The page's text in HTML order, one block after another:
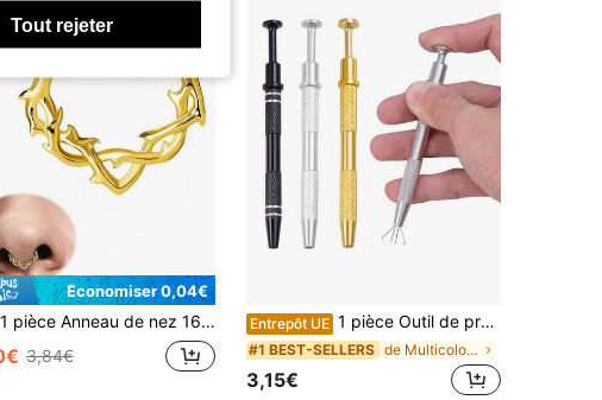
Économiser 0,04€
1 pièce Anneau de nez 16G 8mm/10mm en acier inoxydable de qualité chirurgicale 316, boucle d'oreille branche convenant pour le septum, le cartilage, le lobe de l'oreille, l'os de l'oreille et autres bijoux de perçage corporel pour femmes
3,84€
Entrepôt UE 1 pièce Outil de préhension de bille de perçage, outil de ramassage de bijoutier à 4 griffes, pince à bille de perçage en acier inoxydable, outil de ramassage de perles, sélectionné
#1 BEST-SELLERS de Multicolore Outils de perçage pour femmes
3,15€
Tout rejeter